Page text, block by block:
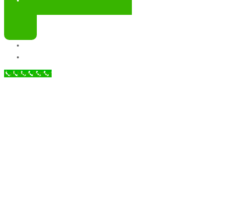
Call Now Button